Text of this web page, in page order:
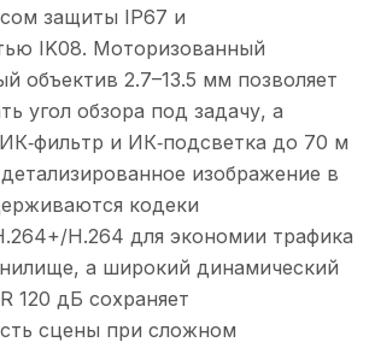
защиты IP67 и
IK08. Моторизованный
объектив 2.7–13.5 мм позволяет
угол обзора под задачу, а
и ИК‑подсветка до 70 м
изображение в
кодеки
H.264 для экономии трафика
а широкий динамический
120 дБ сохраняет
сцены при сложном